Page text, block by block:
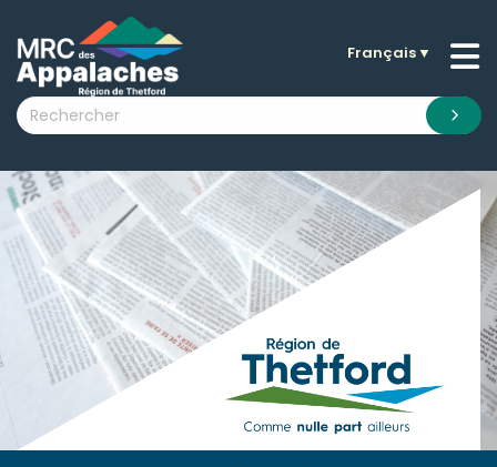
submenu (La MRC )
submenu (Citoyens )
submenu (Visiteurs )
submenu (Nouvelles )
submenu (Documentation )
Français▼